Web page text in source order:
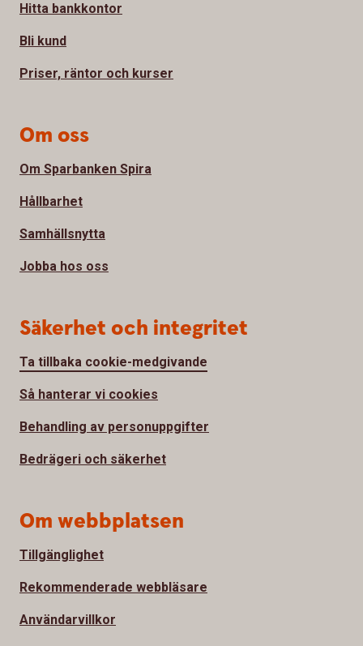
Hitta bankkontor
Bli kund
Priser, räntor och kurser
Om oss
Om Sparbanken Spira
Hållbarhet
Samhällsnytta
Jobba hos oss
Säkerhet och integritet
Ta tillbaka cookie-medgivande
Så hanterar vi cookies
Behandling av personuppgifter
Bedrägeri och säkerhet
Om webbplatsen
Tillgänglighet
Rekommenderade webbläsare
Användarvillkor